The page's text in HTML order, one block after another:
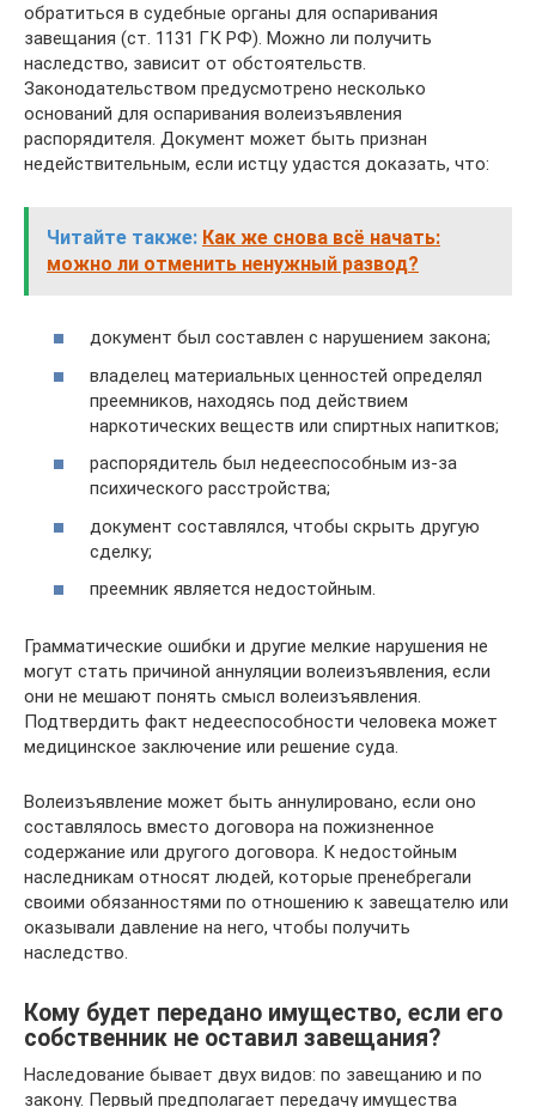
обратиться в судебные органы для оспаривания
завещания (ст. 1131 ГК РФ). Можно ли получить
наследство, зависит от обстоятельств.
Законодательством предусмотрено несколько
оснований для оспаривания волеизъявления
распорядителя. Документ может быть признан
недействительным, если истцу удастся доказать, что:
Читайте также: Как же снова всё начать:
можно ли отменить ненужный развод?
документ был составлен с нарушением закона;
владелец материальных ценностей определял
преемников, находясь под действием
наркотических веществ или спиртных напитков;
распорядитель был недееспособным из-за
психического расстройства;
документ составлялся, чтобы скрыть другую
сделку;
преемник является недостойным.
Грамматические ошибки и другие мелкие нарушения не
могут стать причиной аннуляции волеизъявления, если
они не мешают понять смысл волеизъявления.
Подтвердить факт недееспособности человека может
медицинское заключение или решение суда.
Волеизъявление может быть аннулировано, если оно
составлялось вместо договора на пожизненное
содержание или другого договора. К недостойным
наследникам относят людей, которые пренебрегали
своими обязанностями по отношению к завещателю или
оказывали давление на него, чтобы получить
наследство.
Кому будет передано имущество, если его
собственник не оставил завещания?
Наследование бывает двух видов: по завещанию и по
закону. Первый предполагает передачу имущества